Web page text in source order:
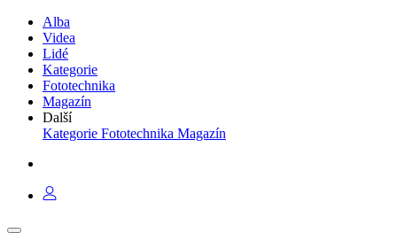
Alba
Videa
Lidé
Kategorie
Fototechnika
Magazín
Další
Kategorie Fototechnika Magazín